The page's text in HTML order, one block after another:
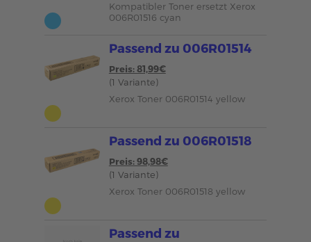
Kompatibler Toner ersetzt Xerox
006R01516 cyan
Passend zu 006R01514
Preis: 81,99€
(1 Variante)
Xerox Toner 006R01514 yellow
Passend zu 006R01518
Preis: 98,98€
(1 Variante)
Xerox Toner 006R01518 yellow
Passend zu